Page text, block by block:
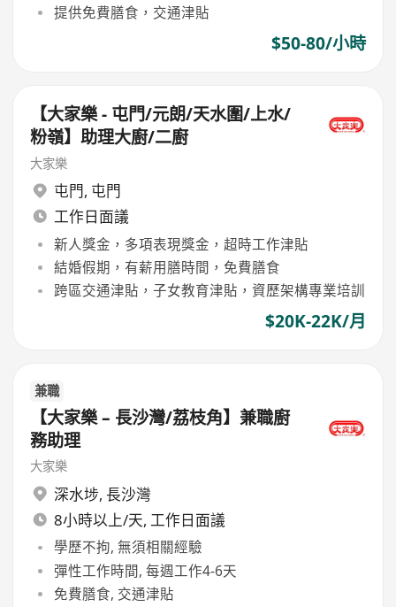
提供免費膳食，交通津貼
$50-80/小時
【大家樂 - 屯門/元朗/天水圍/上水/
粉嶺】助理大廚/二廚
大家樂
屯門, 屯門
工作日面議
新人獎金，多項表現獎金，超時工作津貼
結婚假期，有薪用膳時間，免費膳食
跨區交通津貼，子女教育津貼，資歷架構專業培訓
$20K-22K/月
兼職
【大家樂 – 長沙灣/荔枝角】兼職廚
務助理
大家樂
深水埗, 長沙灣
8小時以上/天, 工作日面議
學歷不拘, 無須相關經驗
彈性工作時間, 每週工作4-6天
免費膳食, 交通津貼